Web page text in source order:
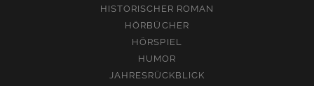
HISTORISCHER ROMAN
HÖRBÜCHER
HÖRSPIEL
HUMOR
JAHRESRÜCKBLICK